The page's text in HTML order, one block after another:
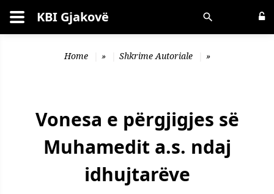
Kërko KBI Gjakovë
Home » Shkrime Autoriale »
Vonesa e përgjigjes së
Muhamedit a.s. ndaj
idhujtarëve